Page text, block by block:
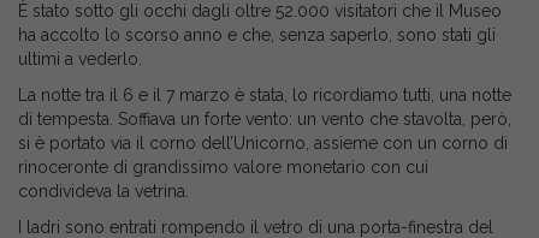
È stato sotto gli occhi dagli oltre 52.000 visitatori che il Museo
ha accolto lo scorso anno e che, senza saperlo, sono stati gli
ultimi a vederlo.
La notte tra il 6 e il 7 marzo è stata, lo ricordiamo tutti, una notte
di tempesta. Soffiava un forte vento: un vento che stavolta, però,
si è portato via il corno dell’Unicorno, assieme con un corno di
rinoceronte di grandissimo valore monetario con cui
condivideva la vetrina.
I ladri sono entrati rompendo il vetro di una porta-finestra del